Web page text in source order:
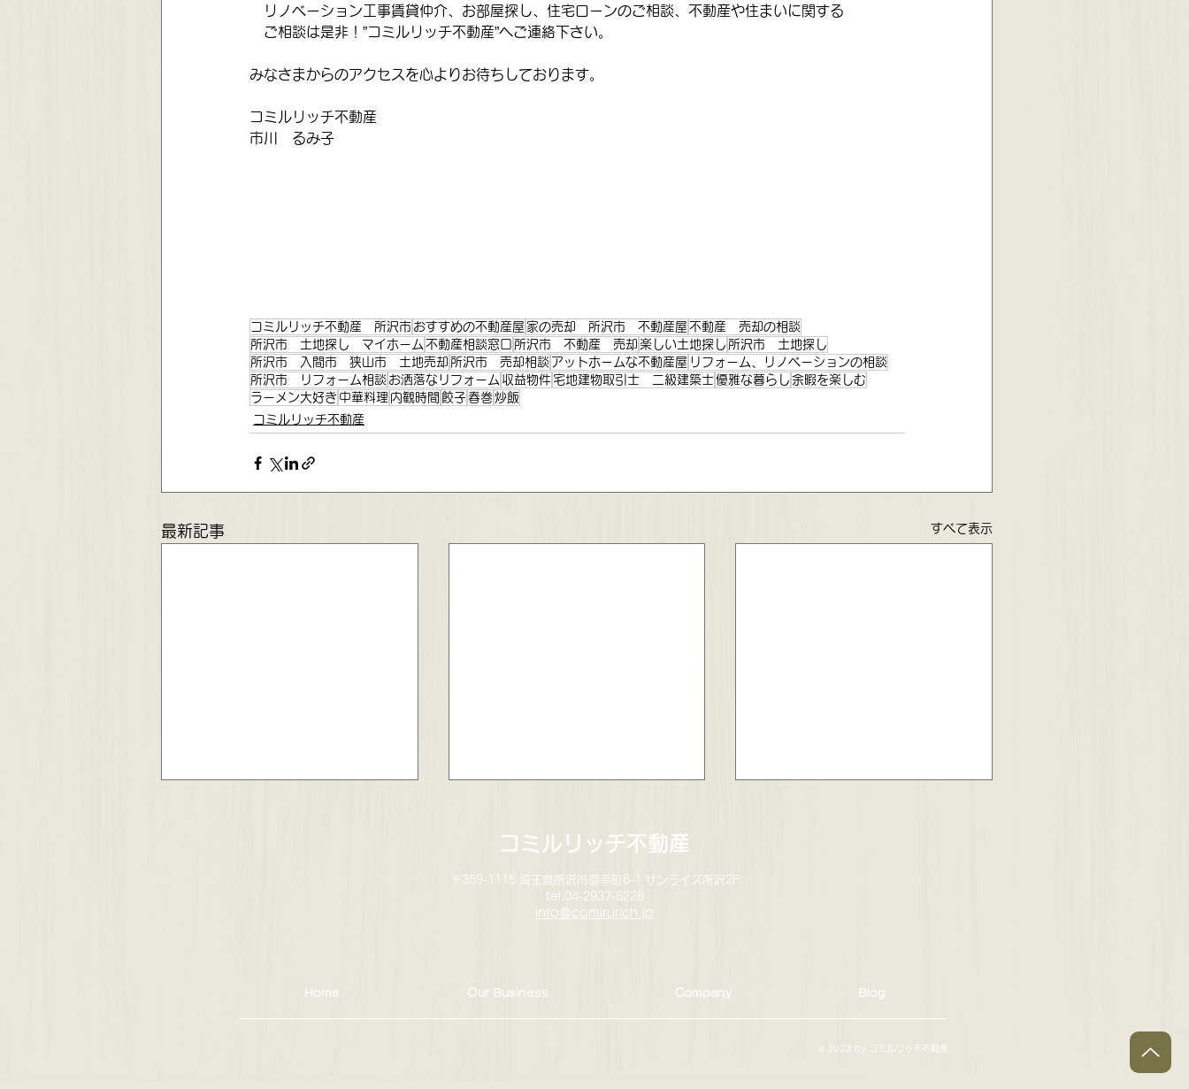
リノベーション工事賃貸仲介、お部屋探し、住宅ローンのご相談、不動産や住まいに関する
ご相談は是非！”コミルリッチ不動産”へご連絡下さい。
みなさまからのアクセスを心よりお待ちしております。
コミルリッチ不動産
市川　るみ子
コミルリッチ不動産 所沢市 おすすめの不動産屋 家の売却 所沢市 不動産屋 不動産 売却の相談
所沢市 土地探し マイホーム 不動産相談窓口 所沢市 不動産 売却 楽しい土地探し 所沢市 土地探し
所沢市 入間市 狭山市 土地売却 所沢市 売却相談 アットホームな不動産屋 リフォーム、リノベーションの相談
所沢市 リフォーム相談 お洒落なリフォーム 収益物件 宅地建物取引士 二級建築士 優雅な暮らし 余暇を楽しむ
ラーメン大好き 中華料理 内観時間 餃子春巻炒飯
コミルリッチ不動産
最新記事 すべて表示
賃貸募集中です✨
念企画🎁キャンペーンのお知
らせ✨
建✨成約しました！
コミルリッチ不動産
〒359-1115 埼玉県所沢市御幸町6-1 サンライズ所沢2F
tel.04-2937-6228
info＠comirurich.jp
Home Our Business Company Blog
© 2023 by コミルリッチ不動産